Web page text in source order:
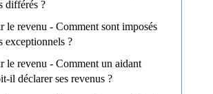
différés ?
le revenu - Comment sont imposés
exceptionnels ?
le revenu - Comment un aidant
il déclarer ses revenus ?